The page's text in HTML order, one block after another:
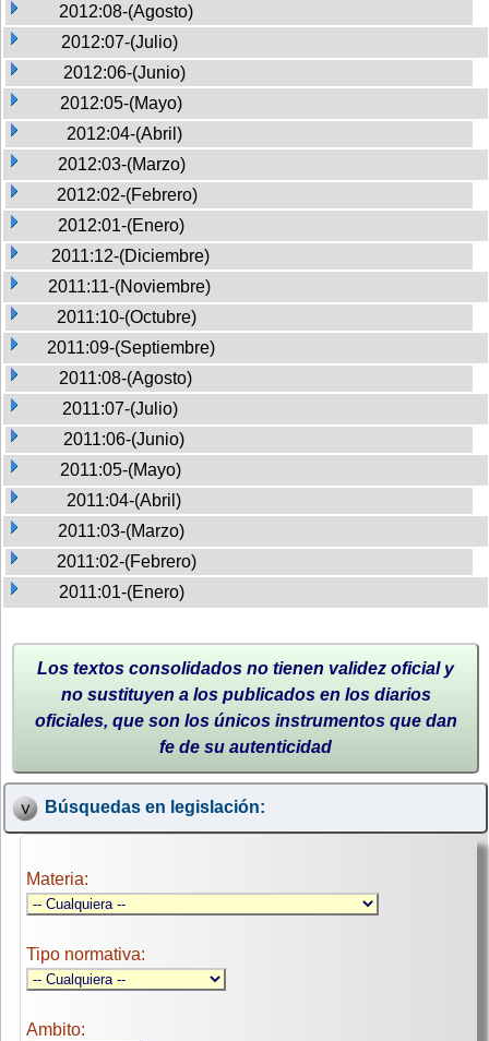
2012:08-(Agosto)
2012:07-(Julio)
2012:06-(Junio)
2012:05-(Mayo)
2012:04-(Abril)
2012:03-(Marzo)
2012:02-(Febrero)
2012:01-(Enero)
2011:12-(Diciembre)
2011:11-(Noviembre)
2011:10-(Octubre)
2011:09-(Septiembre)
2011:08-(Agosto)
2011:07-(Julio)
2011:06-(Junio)
2011:05-(Mayo)
2011:04-(Abril)
2011:03-(Marzo)
2011:02-(Febrero)
2011:01-(Enero)
Los textos consolidados no tienen validez oficial y
no sustituyen a los publicados en los diarios
oficiales, que son los únicos instrumentos que dan
fe de su autenticidad
Búsquedas en legislación:
Materia:
Tipo normativa:
Ambito: